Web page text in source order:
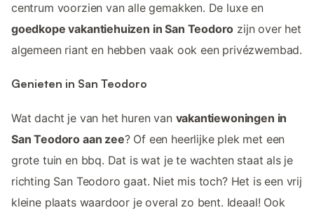
centrum voorzien van alle gemakken. De luxe en
goedkope vakantiehuizen in San Teodoro zijn over het
algemeen riant en hebben vaak ook een privézwembad.
Genieten in San Teodoro
Wat dacht je van het huren van vakantiewoningen in
San Teodoro aan zee? Of een heerlijke plek met een
grote tuin en bbq. Dat is wat je te wachten staat als je
richting San Teodoro gaat. Niet mis toch? Het is een vrij
kleine plaats waardoor je overal zo bent. Ideaal! Ook